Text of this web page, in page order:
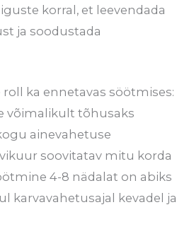
korral, et leevendada
ja soodustada
ka ennetavas söötmises:
võimalikult tõhusaks
ainevahetuse
soovitatav mitu korda
4-8 nädalat on abiks
karvavahetusajal kevadel ja